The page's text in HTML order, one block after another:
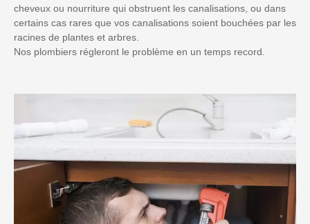
cheveux ou nourriture qui obstruent les canalisations, ou dans
certains cas rares que vos canalisations soient bouchées par les
racines de plantes et arbres.
Nos plombiers régleront le problème en un temps record.